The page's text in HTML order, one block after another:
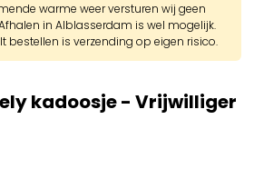
warme weer versturen wij geen
in Alblasserdam is wel mogelijk.
bestellen is verzending op eigen risico.
kadoosje - Vrijwilliger